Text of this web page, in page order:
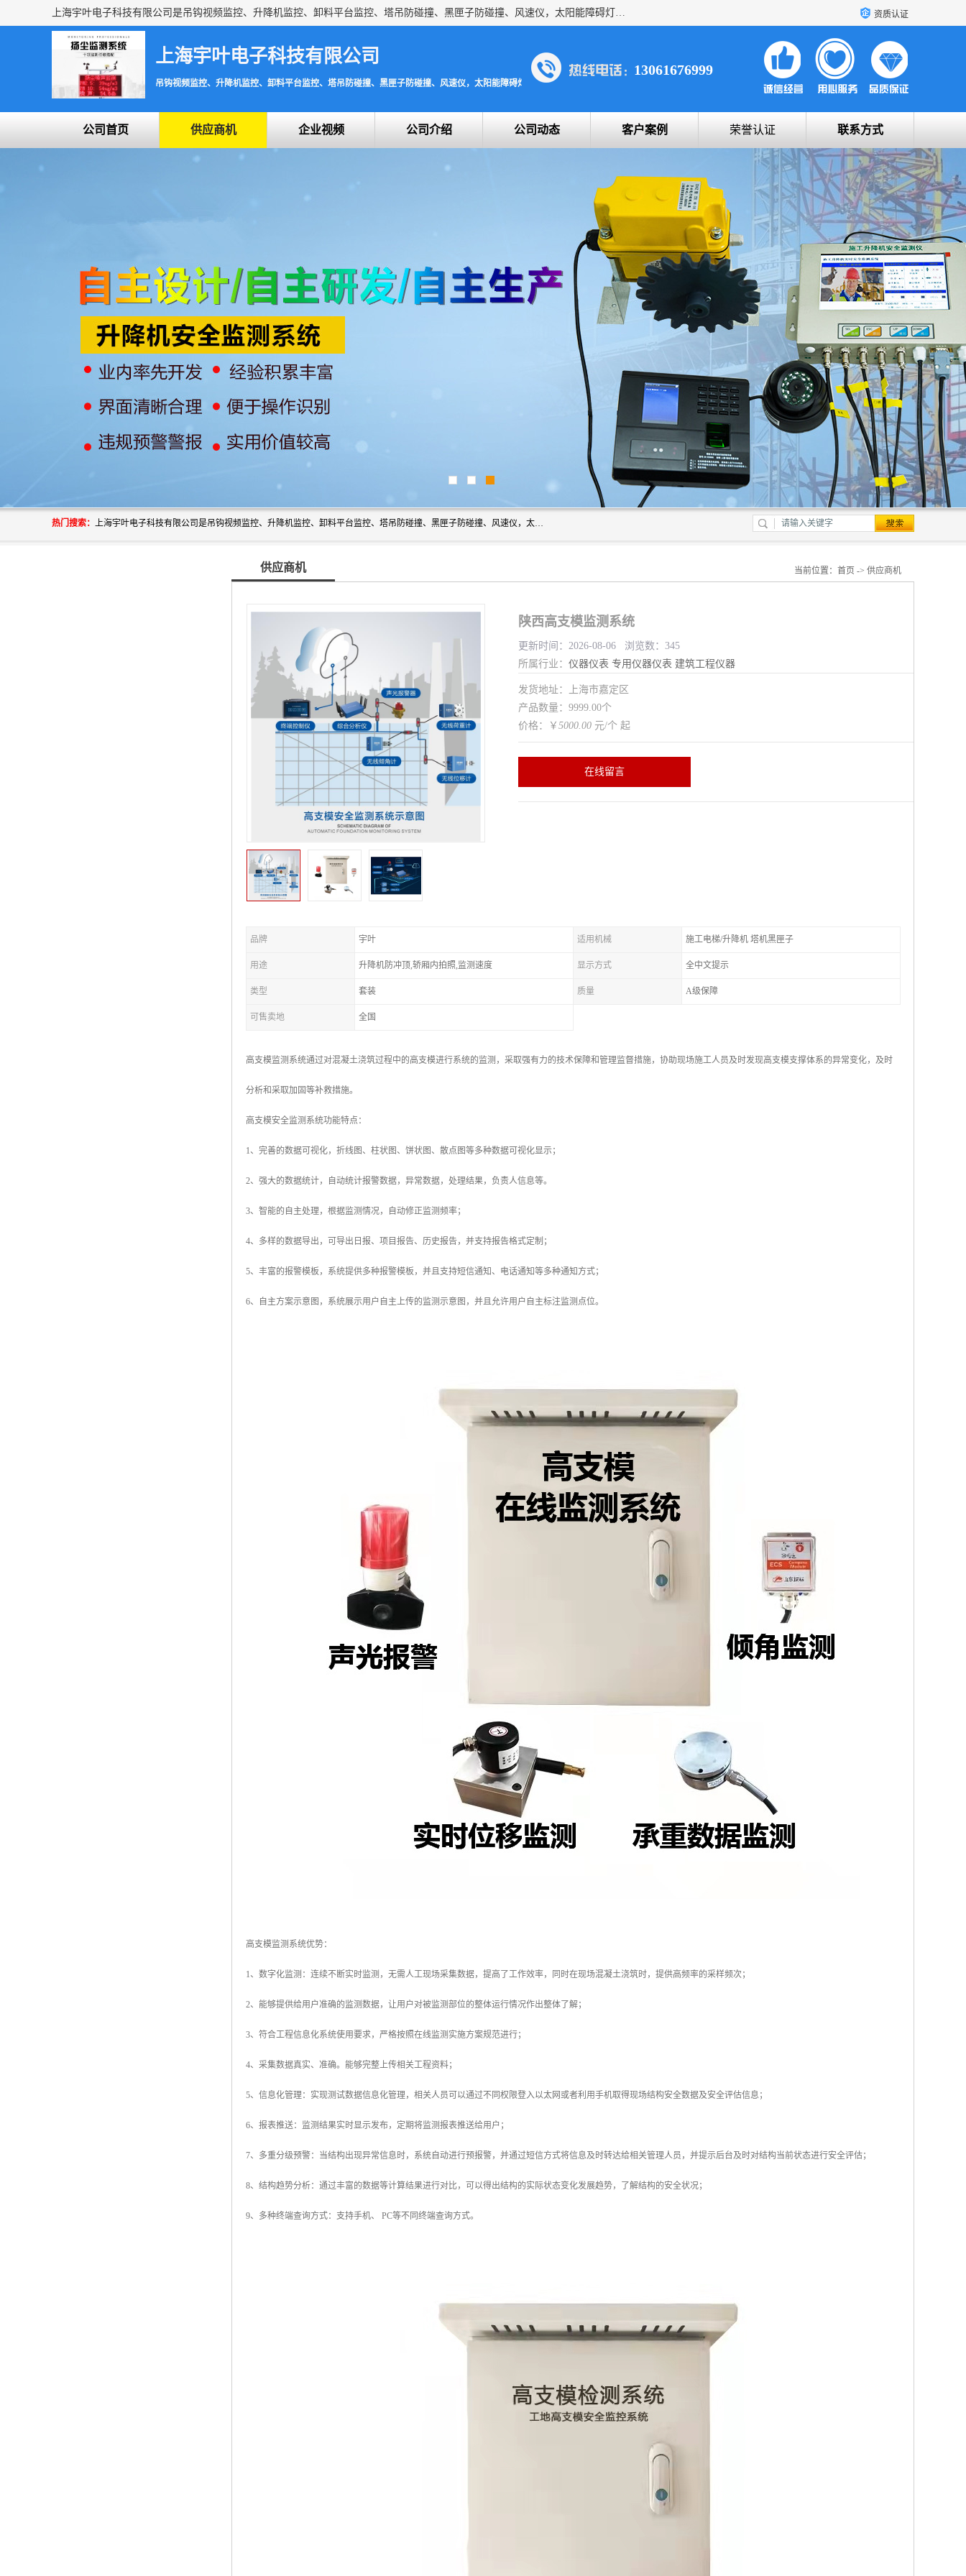
上海宇叶电子科技有限公司是吊钩视频监控、升降机监控、卸料平台监控、塔吊防碰撞、黑匣子防碰撞、风速仪，太阳能障碍灯安全提示灯等一系列升降机的常用配件产品专业研发生产加工的公司，拥有完整、科学的质量管理体系。 资质认证
上海宇叶电子科技有限公司
吊钩视频监控、升降机监控、卸料平台监控、塔吊防碰撞、黑匣子防碰撞、风速仪，太阳能障碍灯安全提示灯
13061676999
公司首页 供应商机 企业视频 公司介绍 公司动态 客户案例 荣誉认证 联系方式
热门搜索： 上海宇叶电子科技有限公司是吊钩视频监控、升降机监控、卸料平台监控、塔吊防碰撞、黑匣子防碰撞、风速仪，太阳能障碍灯安全提示灯等一系列升降机的常用配件产品专业研发生产加工的公司，拥有完整、科学的质量管理体系。
供应商机 当前位置： 首页 -> 供应商机
陕西高支模监测系统
更新时间：2026-08-06 浏览数：345
所属行业： 仪器仪表 专用仪器仪表 建筑工程仪器
发货地址：上海市嘉定区
产品数量：9999.00个
价格：￥ 5000.00 元/个 起
在线留言
品牌 宇叶 适用机械 施工电梯/升降机 塔机黑匣子
用途 升降机防冲顶,轿厢内拍照,监测速度 显示方式 全中文提示
类型 套装 质量 A级保障
可售卖地 全国
高支模监测系统通过对混凝土浇筑过程中的高支模进行系统的监测，采取强有力的技术保障和管理监督措施，协助现场施工人员及时发现高支模支撑体系的异常变化，及时
分析和采取加固等补救措施。
高支模安全监测系统功能特点：
1、完善的数据可视化，折线图、柱状图、饼状图、散点图等多种数据可视化显示；
2、强大的数据统计，自动统计报警数据，异常数据，处理结果，负责人信息等。
3、智能的自主处理，根据监测情况，自动修正监测频率；
4、多样的数据导出，可导出日报、项目报告、历史报告，并支持报告格式定制；
5、丰富的报警模板，系统提供多种报警模板，并且支持短信通知、电话通知等多种通知方式；
6、自主方案示意图，系统展示用户自主上传的监测示意图，并且允许用户自主标注监测点位。
高支模监测系统优势：
1、数字化监测：连续不断实时监测，无需人工现场采集数据，提高了工作效率，同时在现场混凝土浇筑时，提供高频率的采样频次；
2、能够提供给用户准确的监测数据，让用户对被监测部位的整体运行情况作出整体了解；
3、符合工程信息化系统使用要求，严格按照在线监测实施方案规范进行；
4、采集数据真实、准确。能够完整上传相关工程资料；
5、信息化管理：实现测试数据信息化管理，相关人员可以通过不同权限登入以太网或者利用手机取得现场结构安全数据及安全评估信息；
6、报表推送：监测结果实时显示发布，定期将监测报表推送给用户；
7、多重分级预警：当结构出现异常信息时，系统自动进行预报警，并通过短信方式将信息及时转达给相关管理人员，并提示后台及时对结构当前状态进行安全评估；
8、结构趋势分析：通过丰富的数据等计算结果进行对比，可以得出结构的实际状态变化发展趋势，了解结构的安全状况；
9、多种终端查询方式：支持手机、 PC等不同终端查询方式。